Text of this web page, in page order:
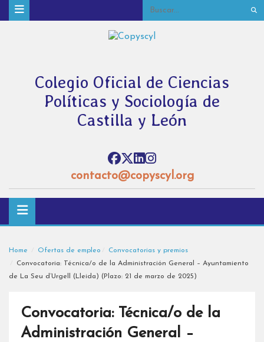
Colegio Oficial de Ciencias
Políticas y Sociología de
Castilla y León
contacto@copyscyl.org
Home Ofertas de empleo
Convocatorias y premios
Convocatoria: Técnica/o de la Administración General – Ayuntamiento
de La Seu d’Urgell (Lleida) (Plazo: 21 de marzo de 2025)
Convocatoria: Técnica/o de la
Administración General –